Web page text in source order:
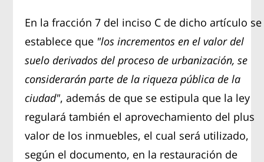
En la fracción 7 del inciso C de dicho artículo se
establece que "los incrementos en el valor del
suelo derivados del proceso de urbanización, se
considerarán parte de la riqueza pública de la
ciudad", además de que se estipula que la ley
regulará también el aprovechamiento del plus
valor de los inmuebles, el cual será utilizado,
según el documento, en la restauración de